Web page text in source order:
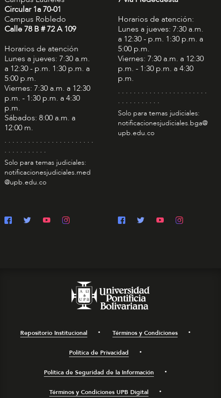
Circular 1a 70-01
Campus Robledo
Calle 78 B # 72 A 109
Horarios de atención
Lunes a jueves: 7:30 a.m.
a 12:30 - p.m. 1:30 p.m. a
5:00 p.m.
Viernes: 7:30 a.m. a 12:30
p.m. - 1:30 p.m. a 4:30
p.m.
Sábados: 8:00 a.m. a
12:00 m.
. . . . . . . . . . . . . . . . . . . . . . .
. . . . . . . . . . .
Solo para temas judiciales:
notificacionesjudiciales.med
@upb.edu.co
Horarios de atención:
Lunes a jueves: 7:30 a.m.
a 12:30 - p.m. 1:30 p.m. a
5:00 p.m.
Viernes: 7:30 a.m. a 12:30
p.m. - 1:30 p.m. a 4:30
p.m.
. . . . . . . . . . . . . . . . . . . . . . .
. . . . . . . . . . .
Solo para temas judiciales:
notificacionesjudiciales.bga@
upb.edu.co
Repositorio Institucional Términos y Condiciones
Política de Privacidad
Política de Seguridad de la Información
Términos y Condiciones UPB Digital